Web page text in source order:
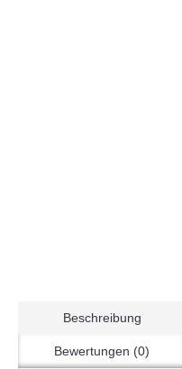
Beschreibung
Bewertungen (0)